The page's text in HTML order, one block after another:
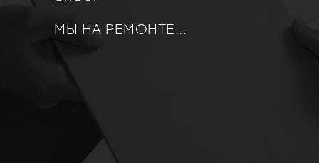
МЫ НА РЕМОНТЕ...